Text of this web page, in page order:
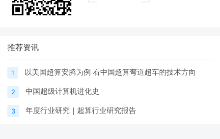
推荐资讯
1 以美国超算安腾为例 看中国超算弯道超车的技术方向
2 中国超级计算机进化史
3 年度行业研究｜超算行业研究报告